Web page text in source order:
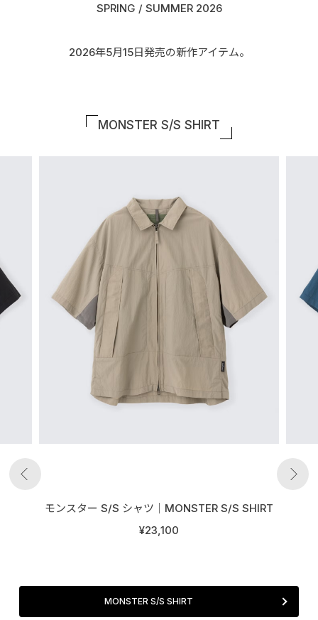
SPRING / SUMMER 2026
2026年5月15日発売の新作アイテム。
MONSTER S/S SHIRT
モンスター S/S シャツ│MONSTER S/S SHIRT
¥23,100
MONSTER S/S SHIRT